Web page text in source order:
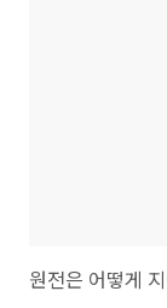
원전은 어떻게